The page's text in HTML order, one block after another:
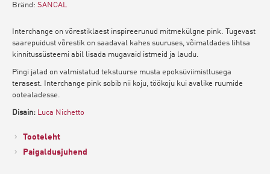
Bränd: SANCAL
Interchange on võrestiklaest inspireerunud mitmekülgne pink. Tugevast
saarepuidust võrestik on saadaval kahes suuruses, võimaldades lihtsa
kinnitussüsteemi abil lisada mugavaid istmeid ja laudu.
Pingi jalad on valmistatud tekstuurse musta epoksüviimistlusega
terasest. Interchange pink sobib nii koju, töökoju kui avalike ruumide
ootealadesse.
Disain: Luca Nichetto
Tooteleht
Paigaldusjuhend